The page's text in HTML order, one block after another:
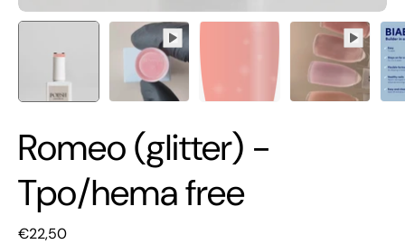
Romeo (glitter) -
Tpo/hema free
€22,50